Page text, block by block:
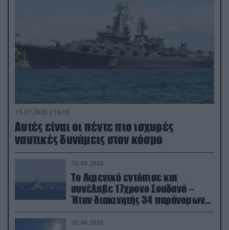
15.07.2026 | 16:03
Aυτές είναι οι πέντε πιο ισχυρές
ναυτικές δυνάμεις στον κόσμο
30.06.2026
Το Λιμενικό εντόπισε και
συνέλαβε 17χρονο Σουδανό –
Ήταν διακινητής 34 παράνομων
μεταναστών
30.06.2026